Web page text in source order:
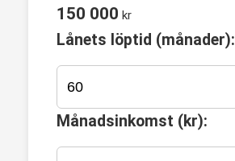
150 000 kr
Lånets löptid (månader):
Månadsinkomst (kr):